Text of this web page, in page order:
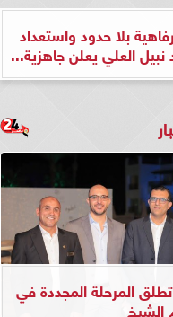
بلا حدود واستعداد
العلي يعلن جاهزية...
المرحلة المجددة في
الشيخ